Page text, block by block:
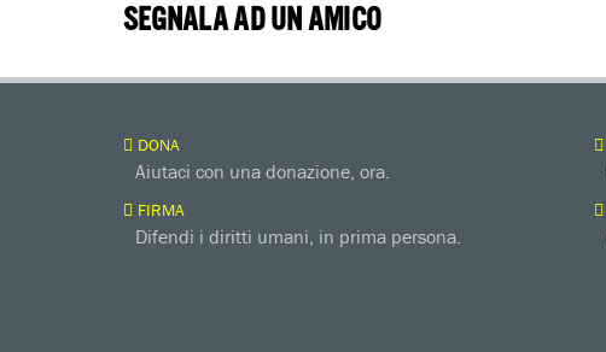
SEGNALA AD UN AMICO
DONA
Aiutaci con una donazione, ora.
FIRMA
Difendi i diritti umani, in prima persona.